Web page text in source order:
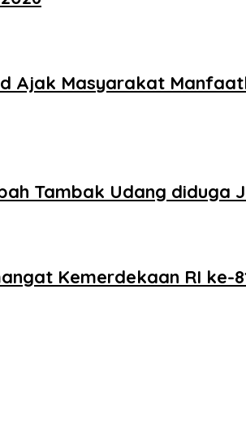
Ajak Masyarakat
Tambak Udang diduga
Kemerdekaan RI ke-